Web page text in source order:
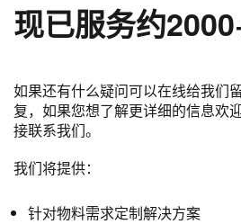
现已服务约2000
如果还有什么疑问可以在线给我们
复，如果您想了解更详细的信息欢
接联系我们。
我们将提供：
针对物料需求定制解决方案